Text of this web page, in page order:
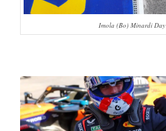
Imola (Bo) Minardi Day